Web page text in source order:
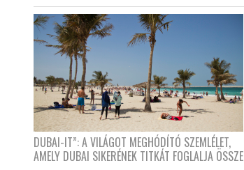
DUBAI-IT”: A VILÁGOT MEGHÓDÍTÓ SZEMLÉLET,
AMELY DUBAI SIKERÉNEK TITKÁT FOGLALJA ÖSSZE